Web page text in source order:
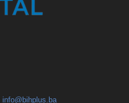
info@bihplus.ba